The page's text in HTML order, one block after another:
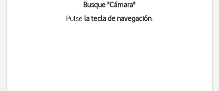
Busque "Cámara"
Pulse la tecla de navegación.